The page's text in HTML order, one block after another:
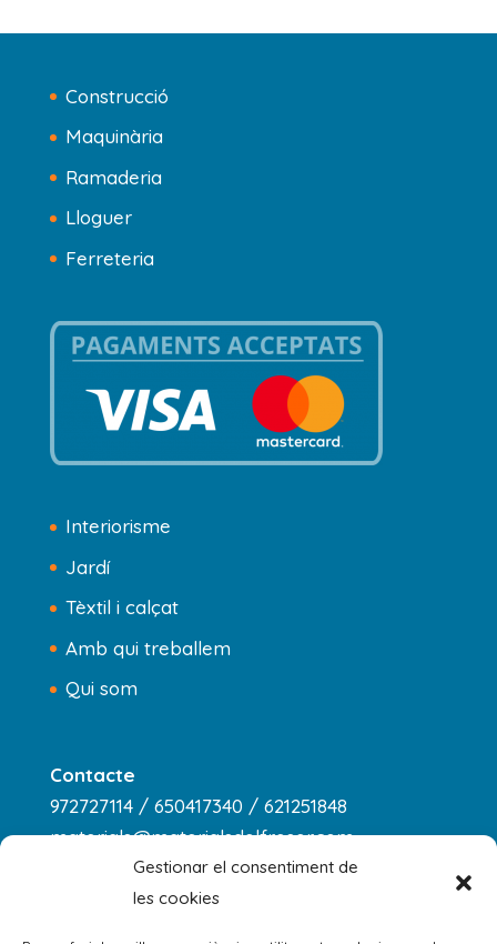
Gestionar el consentiment de
les cookies
Construcció
Maquinària
Ramaderia
Lloguer
Ferreteria
Interiorisme
Jardí
Tèxtil i calçat
Amb qui treballem
Qui som
Contacte
972727114 / 650417340 / 621251848
materials@materialsdelfreser.com